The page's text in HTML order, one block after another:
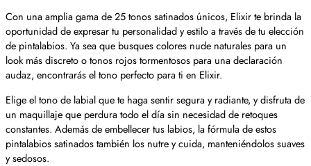
Con una amplia gama de 25 tonos satinados únicos, Elixir te brinda la
oportunidad de expresar tu personalidad y estilo a través de tu elección
de pintalabios. Ya sea que busques colores nude naturales para un
look más discreto o tonos rojos tormentosos para una declaración
audaz, encontrarás el tono perfecto para ti en Elixir.
Elige el tono de labial que te haga sentir segura y radiante, y disfruta de
un maquillaje que perdura todo el día sin necesidad de retoques
constantes. Además de embellecer tus labios, la fórmula de estos
pintalabios satinados también los nutre y cuida, manteniéndolos suaves
y sedosos.